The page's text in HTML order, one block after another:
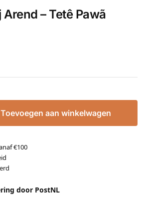
– Tetê Pawã
Toevoegen aan winkelwagen
€100
door PostNL